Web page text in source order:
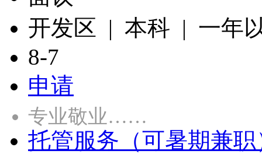
开发区 | 本科 | 一年
8-7
申请
专业敬业……
托管服务（可暑期兼职